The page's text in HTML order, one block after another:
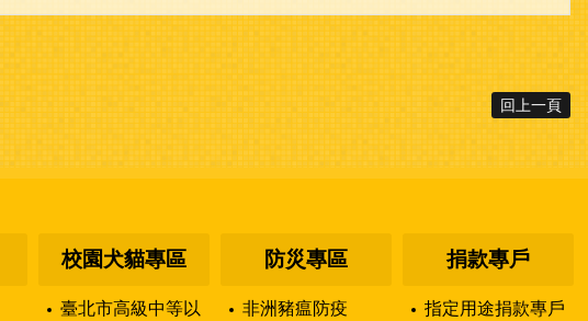
回上一頁
校園犬貓專區
臺北市高級中等以
防災專區
非洲豬瘟防疫
捐款專戶
指定用途捐款專戶